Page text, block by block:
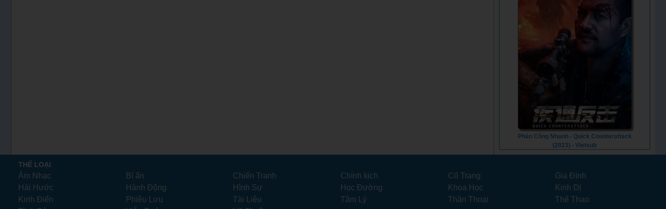
Phản Công Nhanh - Quick Counterattack
(2023) - Vietsub
THỂ LOẠI
Âm Nhạc Bí ẩn Chiến Tranh Chính kịch Cổ Trang
Gia Đình
Hài Hước
Hành Động Hình Sự Học Đường Khoa Học
Kinh Dị
Kinh Điển
Phiêu Lưu Tài Liệu Tâm Lý Thần Thoại
Thể Thao